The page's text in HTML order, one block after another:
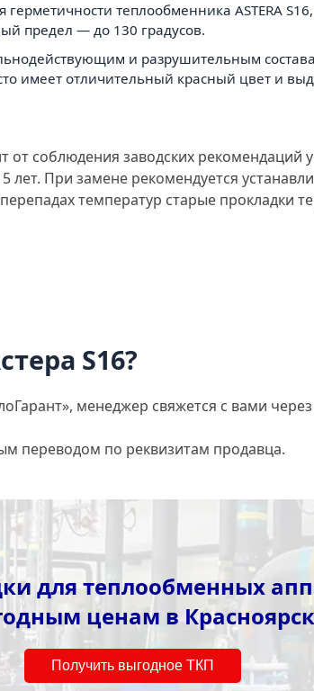
теплообменника ASTERA
предел — до 130 градусов.
и разрушительным
имеет отличительный красный цвет и
от соблюдения заводских рекомендаций
лет. При замене рекомендуется
температур старые прокладки
S16?
менеджер свяжется с вами
переводом по реквизитам продавца.
для теплообменных
ценам в
Получить выгодное ТКП